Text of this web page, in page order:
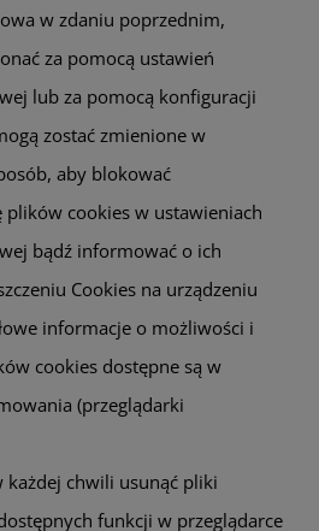
w zdaniu poprzednim,
za pomocą ustawień
lub za pomocą konfiguracji
zostać zmienione w
aby blokować
plików cookies w ustawieniach
bądź informować o ich
Cookies na urządzeniu
informacje o możliwości i
cookies dostępne są w
(przeglądarki
chwili usunąć pliki
funkcji w przeglądarce